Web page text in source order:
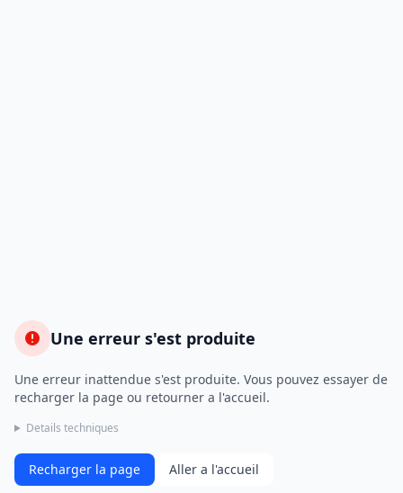
Une erreur s'est produite
Une erreur inattendue s'est produite. Vous pouvez essayer de
recharger la page ou retourner a l'accueil.
Details techniques
Recharger la page Aller a l'accueil